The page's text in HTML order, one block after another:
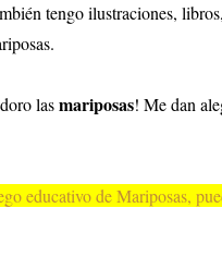
tengo ilustraciones,
lasmariposas! Me dan
educativo de Mariposas,